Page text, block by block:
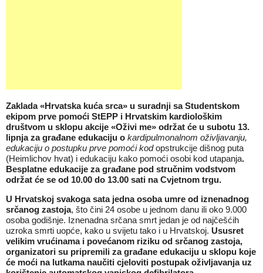
Zaklada «Hrvatska kuća srca» u suradnji sa Studentskom
ekipom prve pomoći StEPP i Hrvatskim kardiološkim
društvom u sklopu akcije «Oživi me» održat će u subotu 13.
lipnja za građane edukaciju o kardipulmonalnom oživljavanju,
edukaciju o postupku prve pomoći kodopstrukcije dišnog puta
(Heimlichov hvat) i edukaciju kako pomoći osobi kod utapanja.
Besplatne edukacije za građane pod stručnim vodstvom
održat će se od 10.00 do 13.00 sati na Cvjetnom trgu.
U Hrvatskoj svakoga sata jedna osoba umre od iznenadnog
srčanog zastoja, što čini 24 osobe u jednom danu ili oko 9.000
osoba godišnje. Iznenadna srčana smrt jedan je od najčešćih
uzroka smrti uopće, kako u svijetu tako i u Hrvatskoj. Ususret
velikim vrućinama i povećanom riziku od srčanog zastoja,
organizatori su pripremili za građane edukaciju u sklopu koje
će moći na lutkama naučiti cjeloviti postupak oživljavanja uz